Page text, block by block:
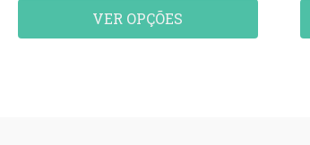
VER OPÇÕES